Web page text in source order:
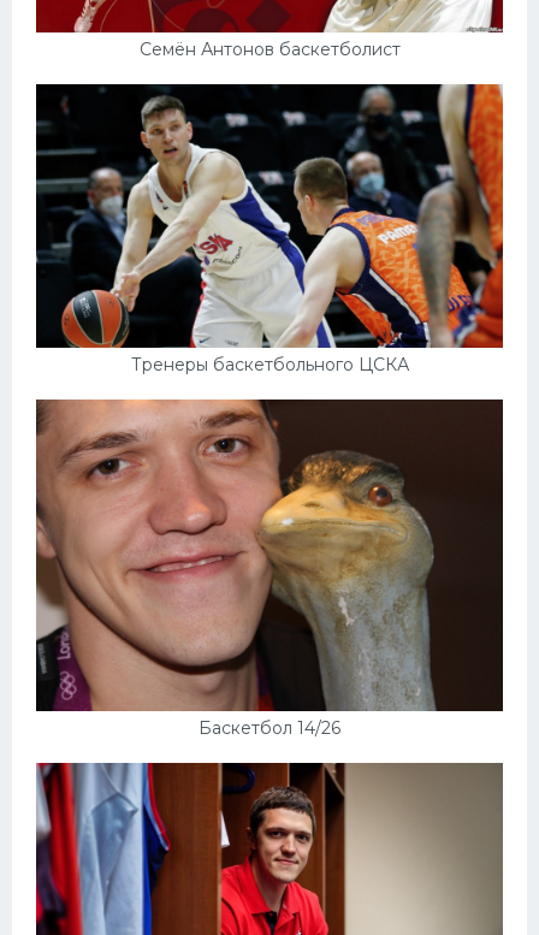
Семён Антонов баскетболист
Тренеры баскетбольного ЦСКА
Баскетбол 14/26